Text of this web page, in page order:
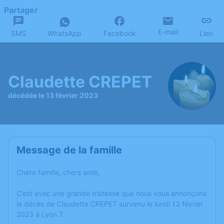
Partager
SMS WhatsApp Facebook E-mail Lien
Claudette CREPET
décédée le 13 février 2023
Message de la famille
Chère famille, chers amis,
C’est avec une grande tristesse que nous vous annonçons
le décès de Claudette CREPET survenu le lundi 13 février
2023 à Lyon 7.